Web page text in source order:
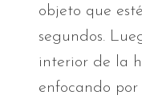
objeto que
segundos.
interior de la
enfocando por